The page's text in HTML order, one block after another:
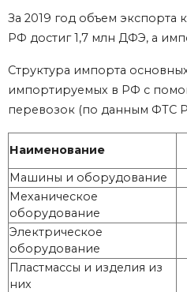
За 2019 год объем
РФ достиг 1,7 млн ДФЭ, а
Структура импорта
импортируемых в РФ с
перевозок (по данным ФТС
Наименование
Машины и оборудование
Механическое
оборудование
Электрическое
оборудование
Пластмассы и изделия из
них